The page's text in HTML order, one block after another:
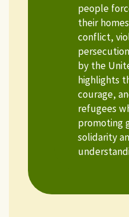
people
their
conflict,
by the
highlights
courage,
refugees
promoting
solidarity